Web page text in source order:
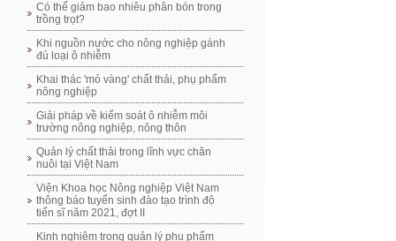
Có thể giảm bao nhiêu phân bón trong
trồng trọt?
Khi nguồn nước cho nông nghiệp gánh
đủ loại ô nhiễm
Khai thác 'mỏ vàng' chất thải, phụ phẩm
nông nghiệp
Giải pháp về kiểm soát ô nhiễm môi
trường nông nghiệp, nông thôn
Quản lý chất thải trong lĩnh vực chăn
nuôi tại Việt Nam
Viện Khoa học Nông nghiệp Việt Nam
thông báo tuyển sinh đào tạo trình độ
tiến sĩ năm 2021, đợt II
Kinh nghiệm trong quản lý phụ phẩm